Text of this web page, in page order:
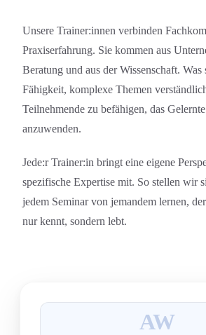
Unsere Trainer:innen verbinden
Praxiserfahrung. Sie kommen aus
Beratung und aus der Wissenschaft.
Fähigkeit, komplexe Themen
Teilnehmende zu befähigen, das
anzuwenden.
Jede:r Trainer:in bringt eine eigene
spezifische Expertise mit. So stellen wir
jedem Seminar von jemandem lernen,
nur kennt, sondern lebt.
AW